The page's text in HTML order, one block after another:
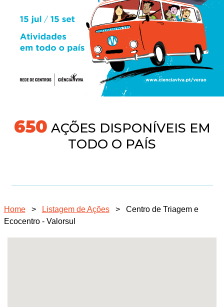
704 AÇÕES DISPONÍVEIS EM
TODO O PAÍS
Home > Listagem de Ações >
Centro de Triagem e
Ecocentro - Valorsul